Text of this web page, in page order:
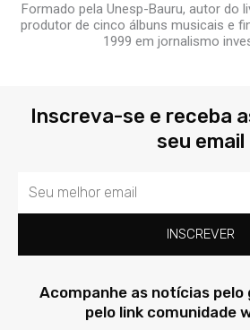
Formado pela Unesp-Bauru, autor do
produtor de cinco álbuns musicais e
1999 em jornalismo
Inscreva-se e receba
seu email
Email
INSCREVER
Acompanhe as notícias pelo
pelo link comunidade